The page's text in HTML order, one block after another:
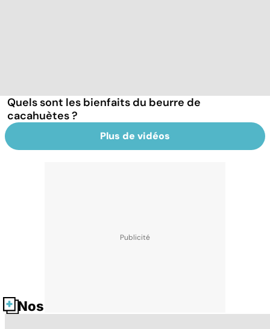
Quels sont les bienfaits du beurre de
cacahuètes ?
Plus de vidéos
Nos fiches santé